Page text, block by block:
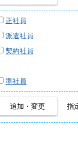
正社員
派遣社員
契約社員
準社員
追加・変更 指